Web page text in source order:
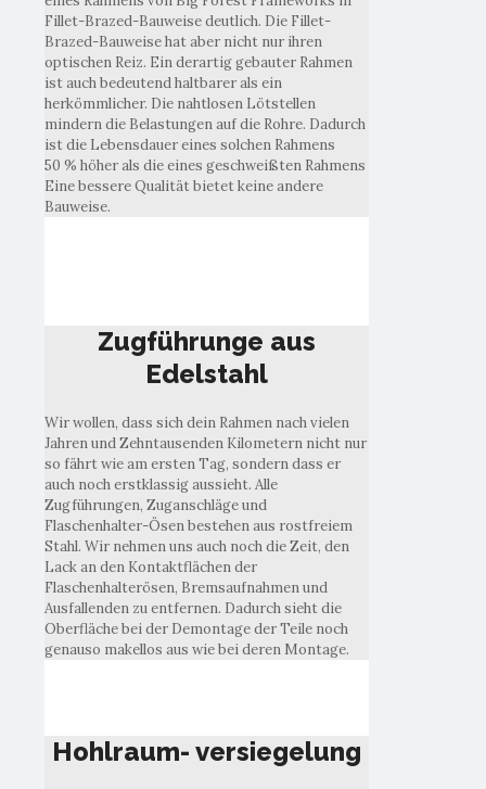
Fillet-Brazed-Bauweise deutlich. Die Fillet-
Brazed-Bauweise hat aber nicht nur ihren
optischen Reiz. Ein derartig gebauter Rahmen
ist auch bedeutend haltbarer als ein
herkömmlicher. Die nahtlosen Lötstellen
mindern die Belastungen auf die Rohre. Dadurch
ist die Lebensdauer eines solchen Rahmens
50 % höher als die eines geschweißten Rahmens
Eine bessere Qualität bietet keine andere
Bauweise.
Zugführunge aus
Edelstahl
Wir wollen, dass sich dein Rahmen nach vielen
Jahren und Zehntausenden Kilometern nicht nur
so fährt wie am ersten Tag, sondern dass er
auch noch erstklassig aussieht. Alle
Zugführungen, Zuganschläge und
Flaschenhalter-Ösen bestehen aus rostfreiem
Stahl. Wir nehmen uns auch noch die Zeit, den
Lack an den Kontaktflächen der
Flaschenhalterösen, Bremsaufnahmen und
Ausfallenden zu entfernen. Dadurch sieht die
Oberfläche bei der Demontage der Teile noch
genauso makellos aus wie bei deren Montage.
Hohlraum- versiegelung